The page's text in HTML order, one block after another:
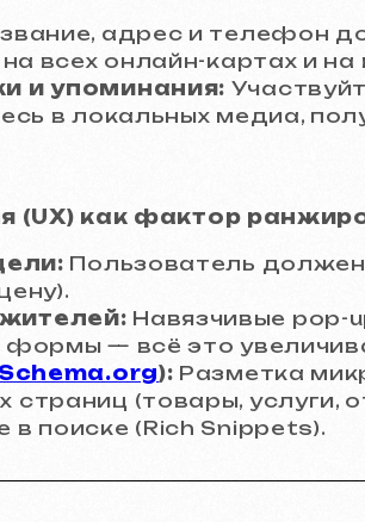
адрес и телефон
всех онлайн-картах и
и упоминания:
в локальных медиа,
(UX) как фактор
Пользователь должен
Навязчивые pop-
— всё это
Schema.org): Разметка
(товары, услуги,
поиске (Rich Snippets).